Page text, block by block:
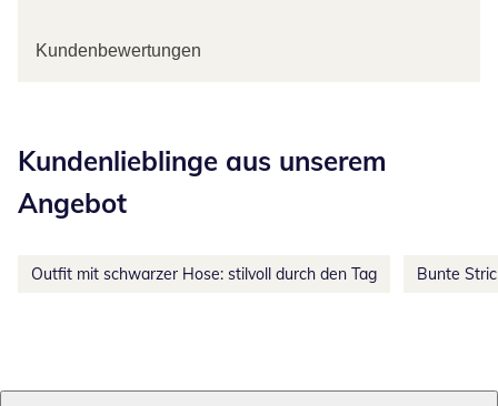
Kundenbewertungen
Kundenlieblinge aus unserem
Angebot
Outfit mit schwarzer Hose: stilvoll durch den Tag Bunte